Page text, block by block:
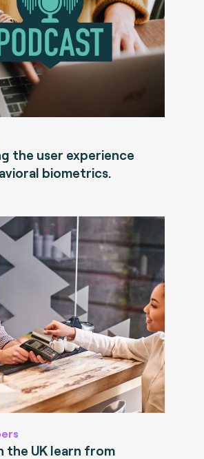
the user experience
biometrics.
the UK learn from